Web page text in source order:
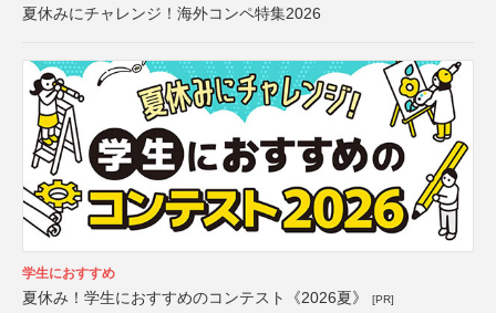
夏休みにチャレンジ！海外コンペ特集2026
学生におすすめ
夏休み！学生におすすめのコンテスト《2026夏》 [PR]